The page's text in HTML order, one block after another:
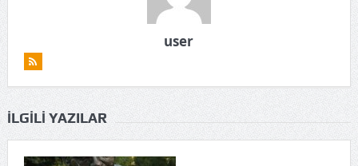
user
İLGILI YAZILAR